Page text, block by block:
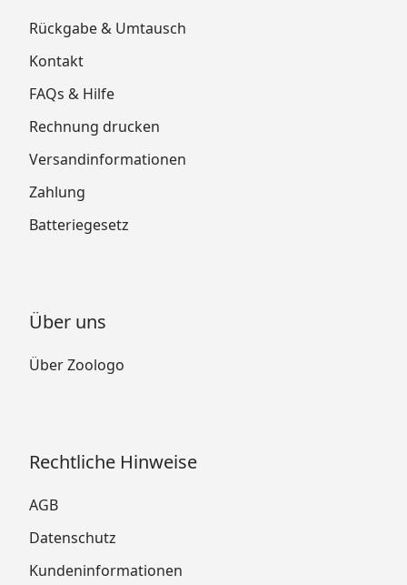
Rückgabe & Umtausch
Kontakt
FAQs & Hilfe
Rechnung drucken
Versandinformationen
Zahlung
Batteriegesetz
Über uns
Über Zoologo
Rechtliche Hinweise
AGB
Datenschutz
Kundeninformationen